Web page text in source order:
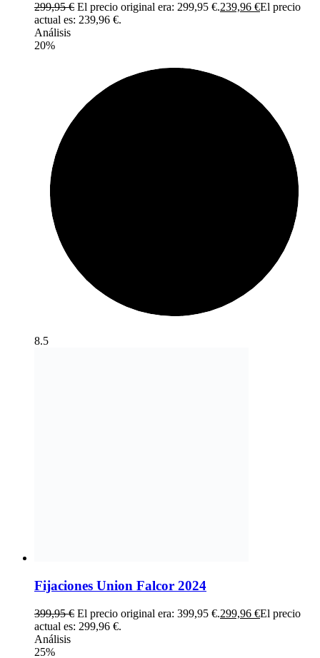
299,95€ El precio original era: 299,95 €.239,96 €El precio
actual es: 239,96 €.
Análisis
20%
8.5
Fijaciones Union Falcor 2024
399,95€ El precio original era: 399,95 €.299,96 €El precio
actual es: 299,96 €.
Análisis
25%